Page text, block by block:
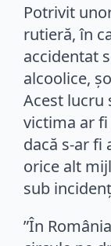
Potrivit
rutieră, în
accidentat
alcoolice,
Acest lucru
victima ar
dacă s-ar fi
orice alt
sub
”În